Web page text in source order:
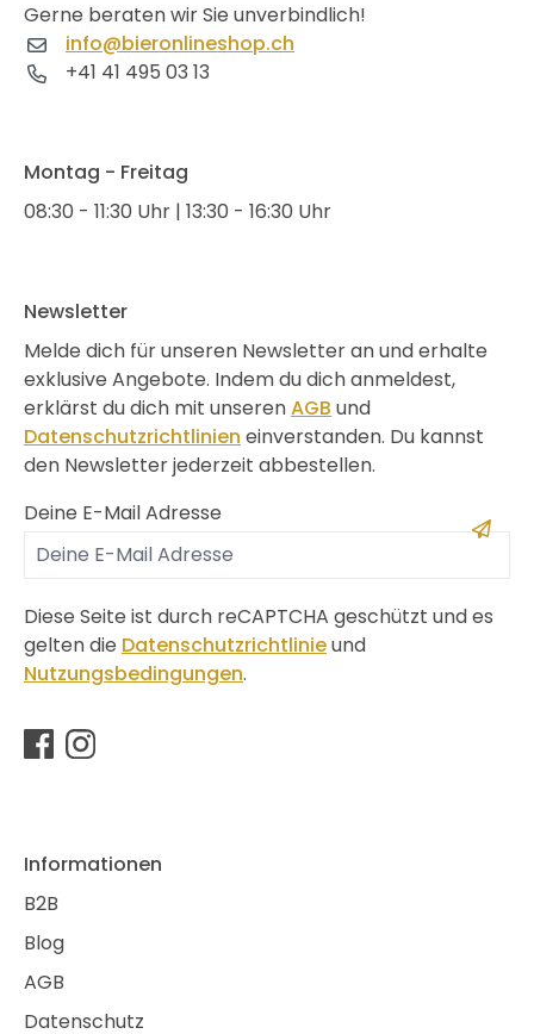
Gerne beraten wir Sie unverbindlich!
info@bieronlineshop.ch
+41 41 495 03 13
Montag - Freitag
08:30 - 11:30 Uhr | 13:30 - 16:30 Uhr
Newsletter
Melde dich für unseren Newsletter an und erhalte
exklusive Angebote. Indem du dich anmeldest,
erklärst du dich mit unserenAGB und
Datenschutzrichtlinien einverstanden. Du kannst
den Newsletter jederzeit abbestellen.
Deine E-Mail Adresse
Diese Seite ist durch reCAPTCHA geschützt und es
gelten die Datenschutzrichtlinieund
Nutzungsbedingungen.
Informationen
B2B
Blog
AGB
Datenschutz